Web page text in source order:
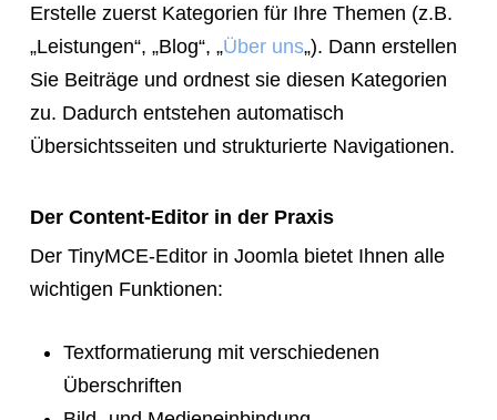
Erstelle zuerst Kategorien für Ihre Themen (z.B.
„Leistungen“, „Blog“, „Über uns„). Dann erstellen
Sie Beiträge und ordnest sie diesen Kategorien
zu. Dadurch entstehen automatisch
Übersichtsseiten und strukturierte Navigationen.
Der Content-Editor in der Praxis
Der TinyMCE-Editor in Joomla bietet Ihnen alle
wichtigen Funktionen:
Textformatierung mit verschiedenen
Überschriften